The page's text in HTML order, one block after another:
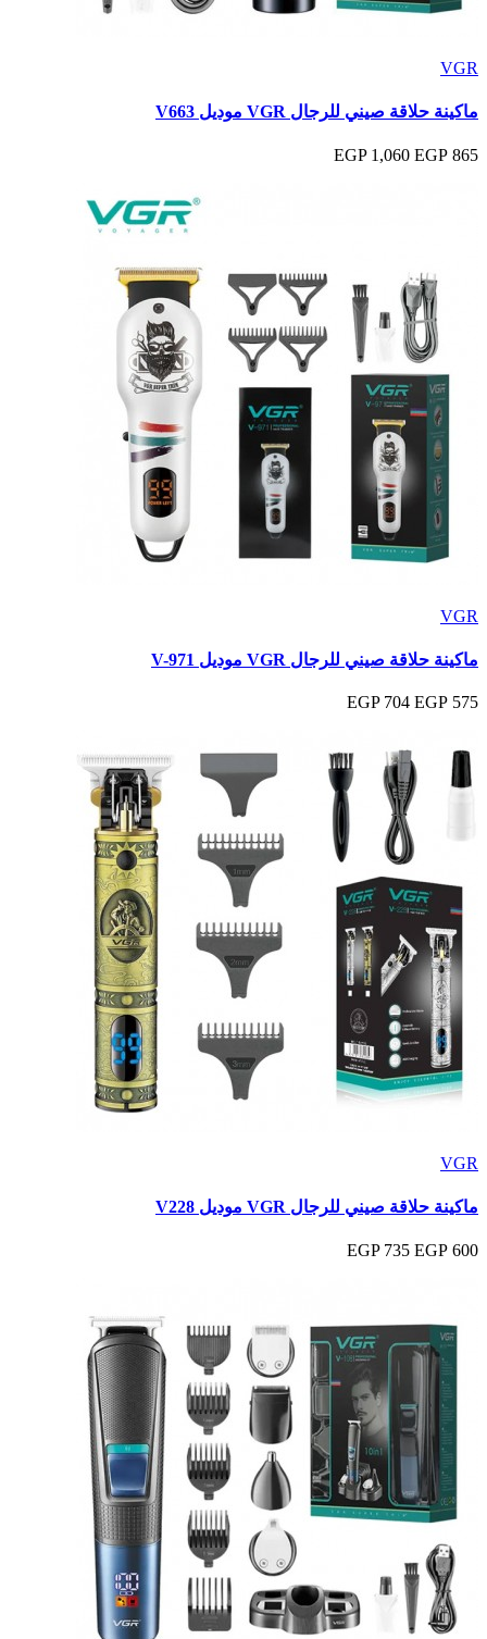
VGR
ماكينة حلاقة صيني للرجال VGR موديل V663
865 EGP
1,060 EGP
VGR
ماكينة حلاقة صيني للرجال VGR موديل V-971
575 EGP
704 EGP
VGR
ماكينة حلاقة صيني للرجال VGR موديل V228
600 EGP
735 EGP